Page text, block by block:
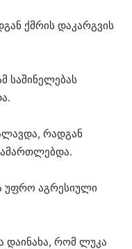
ქმრის დაკარგვის
საშინელებას
რადგან
უფრო აგრესიული
დაინახა, რომ ლუკა